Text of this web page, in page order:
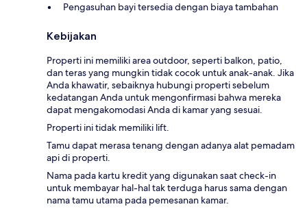
Pengasuhan bayi tersedia dengan biaya tambahan
Kebijakan
Properti ini memiliki area outdoor, seperti balkon, patio,
dan teras yang mungkin tidak cocok untuk anak-anak. Jika
Anda khawatir, sebaiknya hubungi properti sebelum
kedatangan Anda untuk mengonfirmasi bahwa mereka
dapat mengakomodasi Anda di kamar yang sesuai.
Properti ini tidak memiliki lift.
Tamu dapat merasa tenang dengan adanya alat pemadam
api di properti.
Nama pada kartu kredit yang digunakan saat check-in
untuk membayar hal-hal tak terduga harus sama dengan
nama tamu utama pada pemesanan kamar.